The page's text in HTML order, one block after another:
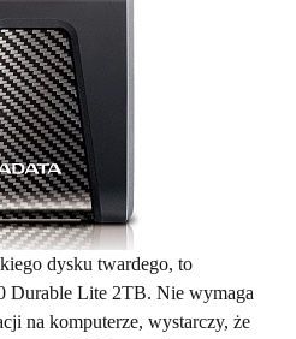
dysku twardego, to
Durable Lite 2TB. Nie wymaga
na komputerze, wystarczy, że